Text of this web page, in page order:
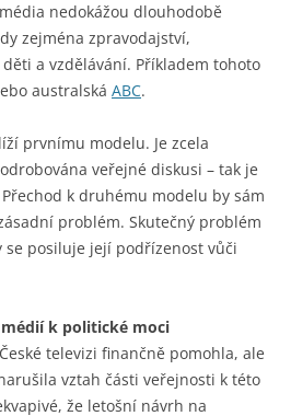
nedokážou dlouhodobě
zejména zpravodajství,
a vzdělávání. Příkladem tohoto
australská ABC.
prvnímu modelu. Je zcela
veřejné diskusi – tak je
Přechod k druhému modelu by sám
problém. Skutečný problém
se posiluje její podřízenost vůči
k politické moci
televizi finančně pomohla, ale
vztah části veřejnosti k této
že letošní návrh na